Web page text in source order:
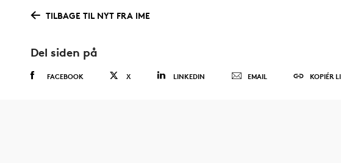
TILBAGE TIL NYT FRA IME
Del siden på
FACEBOOK X LINKEDIN EMAIL KOPIÉR